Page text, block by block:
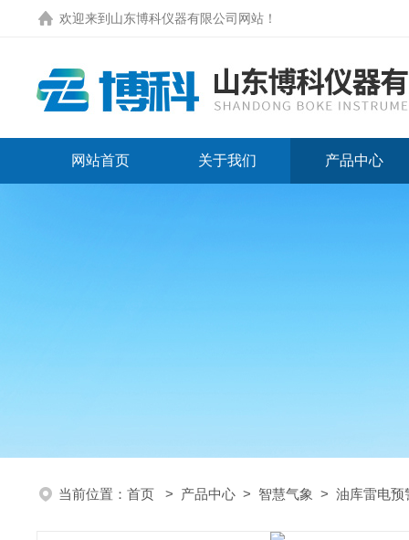
欢迎来到 山东博科仪器有限公司网站 ！
网站首页 关于我们 产品中心
当前位置： 首页 > 产品中心 > 智慧气象 > 油库雷电预